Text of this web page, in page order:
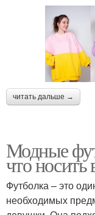
читать дальше →
Модные
что носить
Футболка – это
необходимых